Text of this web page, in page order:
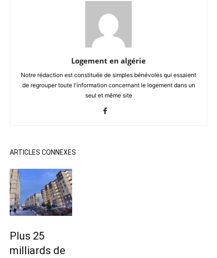
Logement en algérie
Notre rédaction est constituée de simples bénévoles qui essaient
de regrouper toute l'information concernant le logement dans un
seul et même site
ARTICLES CONNEXES
Plus 25
milliards de